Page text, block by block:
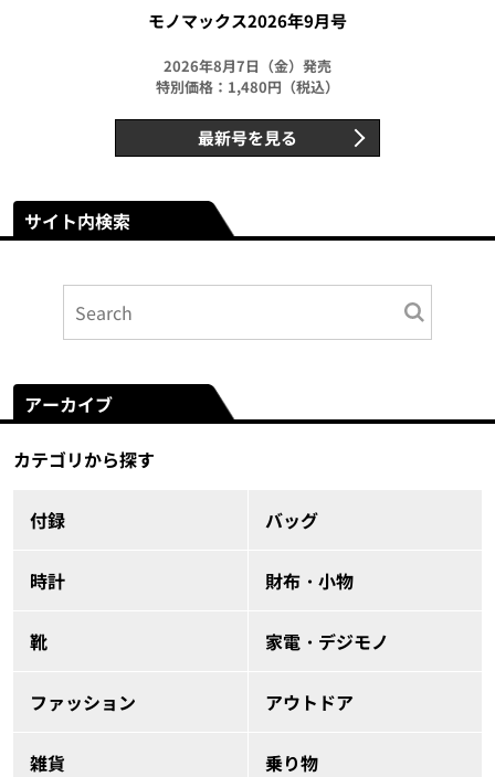
モノマックス2026年9月号
2026年8月7日（金）発売
特別価格：1,480円（税込）
最新号を見る
サイト内検索
アーカイブ
カテゴリから探す
付録 バッグ
時計 財布・小物
靴 家電・デジモノ
ファッション アウトドア
雑貨 乗り物